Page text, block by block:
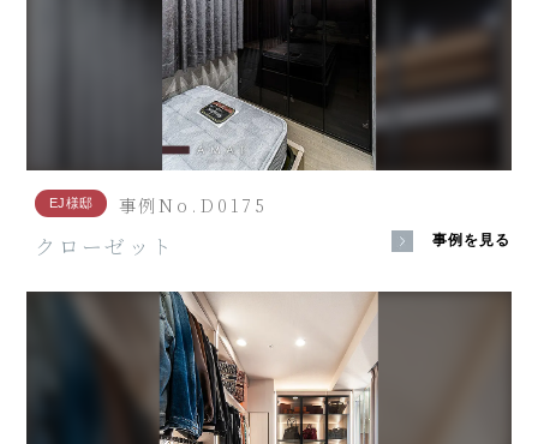
EJ様邸 事例No.D0175
クローゼット 事例を見る